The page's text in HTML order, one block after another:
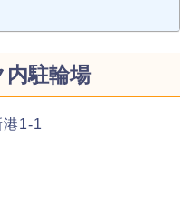
駐輪場
港1-1